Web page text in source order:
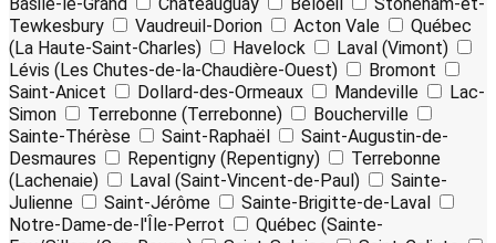
Tewkesbury
Vaudreuil-Dorion Acton Vale
Québec
(La Haute-Saint-Charles)
Havelock
Laval (Vimont)
Lévis (Les Chutes-de-la-Chaudière-Ouest)
Bromont
Saint-Anicet
Dollard-des-Ormeaux Mandeville
Lac-
Simon
Terrebonne (Terrebonne)
Boucherville
Sainte-Thérèse
Saint-Raphaël
Saint-Augustin-de-
Desmaures
Repentigny (Repentigny)
Terrebonne
(Lachenaie)
Laval (Saint-Vincent-de-Paul)
Sainte-
Julienne
Saint-Jérôme
Sainte-Brigitte-de-Laval
Notre-Dame-de-l'Île-Perrot
Québec (Sainte-